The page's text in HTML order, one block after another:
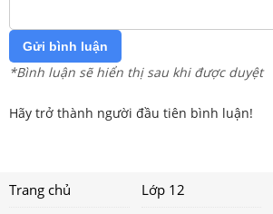
Gửi bình luận
*Bình luận sẽ hiển thị sau khi được duyệt
Hãy trở thành người đầu tiên bình luận!
Trang chủ Lớp 12